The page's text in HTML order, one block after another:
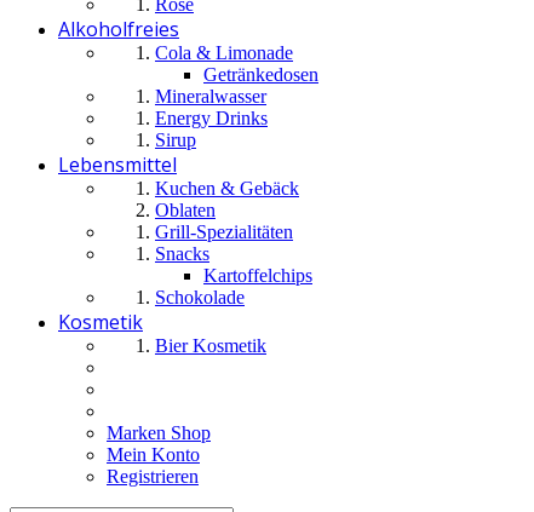
Alkoholfreies
Cola & Limonade
Getränkedosen
Mineralwasser
Energy Drinks
Sirup
Lebensmittel
Kuchen & Gebäck
Oblaten
Grill-Spezialitäten
Snacks
Kartoffelchips
Schokolade
Kosmetik
Bier Kosmetik
Marken Shop
Mein Konto
Registrieren